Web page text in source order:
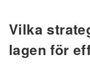
Vilka
lagen för